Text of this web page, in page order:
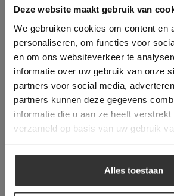
Deze website maakt gebruik van
We gebruiken cookies om content en
personaliseren, om functies voor
en om ons websiteverkeer te
informatie over uw gebruik van onze
partners voor social media,
partners kunnen deze gegevens
informatie die u aan ze heeft verstrekt
verzameld op basis van uw gebruik
Alles toestaan
Gebruikt in
This Cookie Banner was deleted
longer working. Please contact
administrator.
Deze website gebruikt
gebruikerservaring te
gebruik te maken van onze
toestemming voor alle
overeenstemming met ons
verder
ALLES ACCEPTEREN
ALLES AFWIJZEN
DETAILS